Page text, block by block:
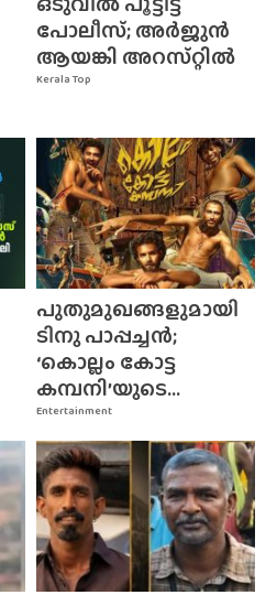
Kerala Top
പോലീസ്; അർജുൻ
ആയങ്കി അറസ്‌റ്റിൽ
Entertainment
പുതുമുഖങ്ങളുമായി
ടിനു പാപ്പച്ചൻ;
‘കൊല്ലം കോട്ട
കമ്പനി’യുടെ...